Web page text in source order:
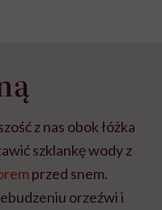
z nas obok łóżka
szklankę wody z
przed snem.
orzeźwi i